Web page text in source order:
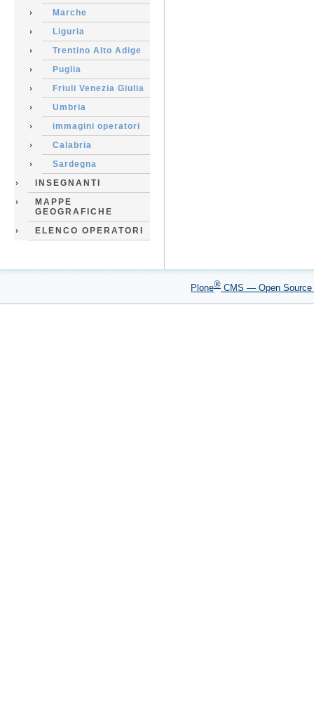
Marche
Liguria
Trentino Alto Adige
Puglia
Friuli Venezia Giulia
Umbria
immagini operatori
Calabria
Sardegna
INSEGNANTI
MAPPE
GEOGRAFICHE
ELENCO OPERATORI
Plone® CMS — Open Source